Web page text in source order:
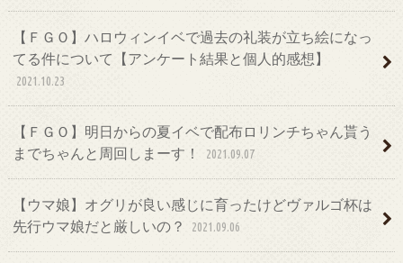
【ＦＧＯ】ハロウィンイベで過去の礼装が立ち絵になっ
てる件について【アンケート結果と個人的感想】
2021.10.23
【ＦＧＯ】明日からの夏イベで配布ロリンチちゃん貰う
までちゃんと周回しまーす！
2021.09.07
【ウマ娘】オグリが良い感じに育ったけどヴァルゴ杯は
先行ウマ娘だと厳しいの？
2021.09.06